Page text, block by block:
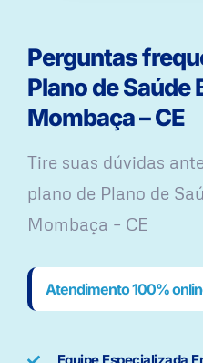
Perguntas
Plano de Saúde
Mombaça – CE
Tire suas dúvidas
plano ​de Plano de
Mombaça – CE
Atendimento 100%